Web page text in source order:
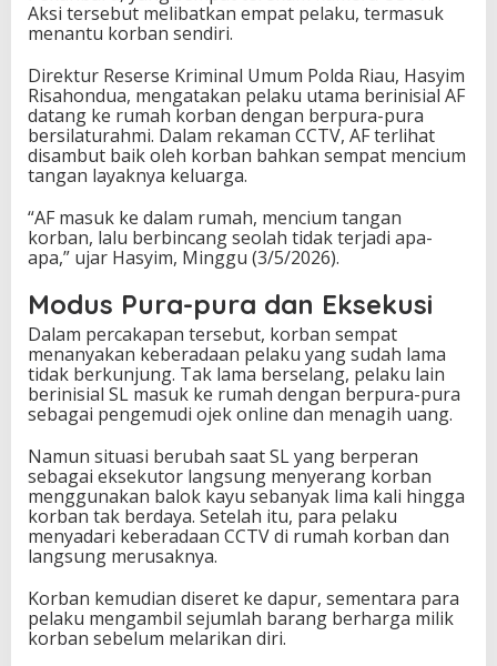
Aksi tersebut melibatkan empat pelaku, termasuk
menantu korban sendiri.
Direktur Reserse Kriminal Umum Polda Riau, Hasyim
Risahondua, mengatakan pelaku utama berinisial AF
datang ke rumah korban dengan berpura-pura
bersilaturahmi. Dalam rekaman CCTV, AF terlihat
disambut baik oleh korban bahkan sempat mencium
tangan layaknya keluarga.
“AF masuk ke dalam rumah, mencium tangan
korban, lalu berbincang seolah tidak terjadi apa-
apa,” ujar Hasyim, Minggu (3/5/2026).
Modus Pura-pura dan Eksekusi
Dalam percakapan tersebut, korban sempat
menanyakan keberadaan pelaku yang sudah lama
tidak berkunjung. Tak lama berselang, pelaku lain
berinisial SL masuk ke rumah dengan berpura-pura
sebagai pengemudi ojek online dan menagih uang.
Namun situasi berubah saat SL yang berperan
sebagai eksekutor langsung menyerang korban
menggunakan balok kayu sebanyak lima kali hingga
korban tak berdaya. Setelah itu, para pelaku
menyadari keberadaan CCTV di rumah korban dan
langsung merusaknya.
Korban kemudian diseret ke dapur, sementara para
pelaku mengambil sejumlah barang berharga milik
korban sebelum melarikan diri.